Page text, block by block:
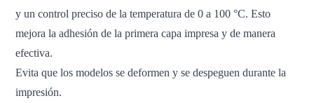
y un control preciso de la temperatura de 0 a 100 °C. Esto
mejora la adhesión de la primera capa impresa y de manera
efectiva.
Evita que los modelos se deformen y se despeguen durante la
impresión.